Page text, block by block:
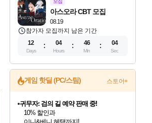
모집
08.19
아스오라 CBT 모집
참가자 모집까지 남은 기간
12
Days
04
Hours
46
Min
03
Sec
게임 핫딜 (PC/스팀) 스토어+
비스트 오브 리인카네이션 정식 출시!
게임프릭 신작 IP